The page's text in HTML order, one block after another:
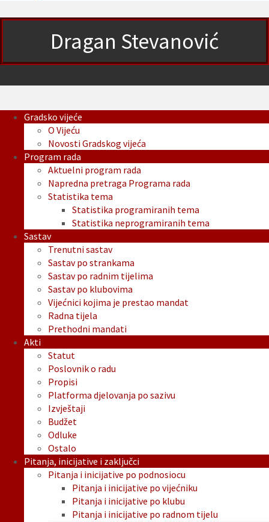
Dragan Stevanović
Gradsko vijeće
O Vijeću
Novosti Gradskog vijeća
Program rada
Aktuelni program rada
Napredna pretraga Programa rada
Statistika tema
Statistika programiranih tema
Statistika neprogramiranih tema
Sastav
Trenutni sastav
Sastav po strankama
Sastav po radnim tijelima
Sastav po klubovima
Vijećnici kojima je prestao mandat
Radna tijela
Prethodni mandati
Akti
Statut
Poslovnik o radu
Propisi
Platforma djelovanja po sazivu
Izvještaji
Budžet
Odluke
Ostalo
Pitanja, inicijative i zaključci
Pitanja i inicijative po podnosiocu
Pitanja i inicijative po vijećniku
Pitanja i inicijative po klubu
Pitanja i inicijative po radnom tijelu